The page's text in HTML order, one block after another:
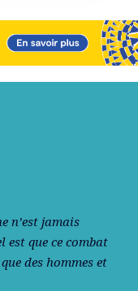
n’est jamais
est que ce combat
des hommes et